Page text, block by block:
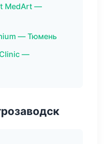
MedArt —
— Тюмень
—